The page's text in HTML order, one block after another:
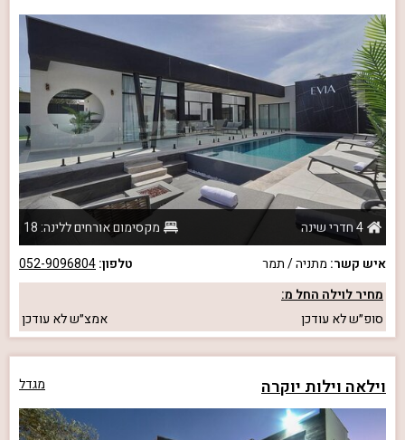
4 חדרי שינה
מקסימום אורחים ללינה: 18
איש קשר: מתניה / תמר טלפון:052-9096804
מחיר לוילה החל מ:
סופ״שלא עודכן אמצ״שלא עודכן
וילאה וילות יוקרה מגדל